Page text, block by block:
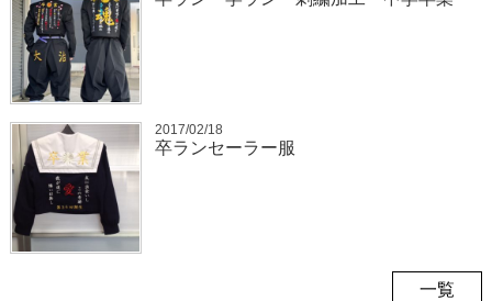
2017/02/18
卒ランセーラー服
一覧